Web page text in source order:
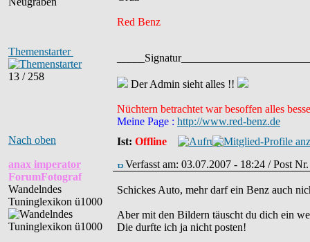
Themenstarter
13 / 258
Red Benz
Der Admin sieht alles !!
Nüchtern betrachtet war besoffen alles
Meine Page : http://www.red-benz.de
Nach oben
Ist: Offline
anax imperator
ForumFotograf
Wandelndes
Tuninglexikon ü1000
Verfasst am: 03.07.2007 - 18:24 / Post
Schickes Auto, mehr darf ein Benz auch
Aber mit den Bildern täuscht du dich ein
Die durfte ich ja nicht posten!